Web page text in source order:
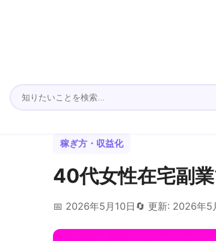
稼ぎ方・収益化
40代女性在宅副
📅 2026年5月10日 🔄 更新: 2026年5